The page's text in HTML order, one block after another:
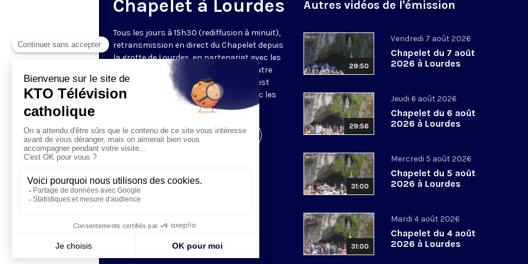
Chapelet à Lourdes
Tous les jours à 15h30 (rediffusion à minuit),
retransmission en direct du Chapelet depuis
la grotte de Lourdes, en partenariat avec les
Sanctuaires. Chaque jour, l'une des quatre
méditations des mystères du Rosaire est
proposée en communion de prière avec les
Visiter la page de l'émission
Autres vidéos de l'émission
29:50
Vendredi 7 août 2026
Chapelet du 7 août
2026 à Lourdes
29:56
Jeudi 6 août 2026
Chapelet du 6 août
2026 à Lourdes
31:00
Mercredi 5 août 2026
Chapelet du 5 août
2026 à Lourdes
31:00
Mardi 4 août 2026
Chapelet du 4 août
2026 à Lourdes